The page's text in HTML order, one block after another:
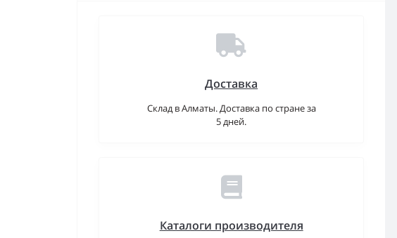
Доставка
Склад в Алматы. Доставка по стране за
5 дней.
Каталоги производителя